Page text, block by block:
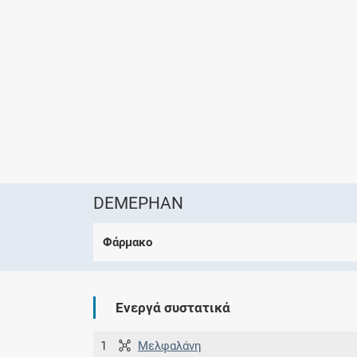
DEMEPHAN
Φάρμακο
Ενεργά συστατικά
1 Μελφαλάνη